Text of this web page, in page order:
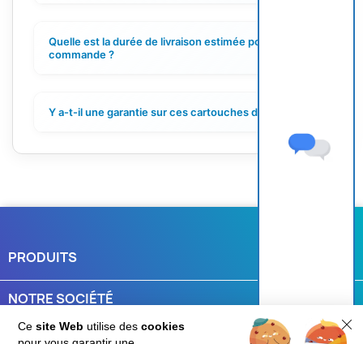
Cesite Web utilise descookies
Quelle est la durée de livraison estimée pour ma
commande ?
Y a-t-il une garantie sur ces cartouches d'encre ?
PRODUITS
NOTRE SOCIÉTÉ
VOTRE COMPTE